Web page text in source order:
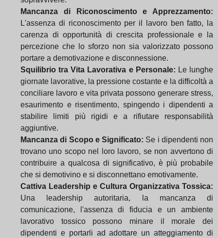
Mancanza di Riconoscimento e Apprezzamento:
L'assenza di riconoscimento per il lavoro ben fatto, la
carenza di opportunità di crescita professionale e la
percezione che lo sforzo non sia valorizzato possono
portare a demotivazione e disconnessione.
Squilibrio tra Vita Lavorativa e Personale: Le lunghe
giornate lavorative, la pressione costante e la difficoltà a
conciliare lavoro e vita privata possono generare stress,
esaurimento e risentimento, spingendo i dipendenti a
stabilire limiti più rigidi e a rifiutare responsabilità
aggiuntive.
Mancanza di Scopo e Significato: Se i dipendenti non
trovano uno scopo nel loro lavoro, se non avvertono di
contribuire a qualcosa di significativo, è più probabile
che si demotivino e si disconnettano emotivamente.
Cattiva Leadership e Cultura Organizzativa Tossica:
Una leadership autoritaria, la mancanza di
comunicazione, l'assenza di fiducia e un ambiente
lavorativo tossico possono minare il morale dei
dipendenti e portarli ad adottare un atteggiamento di